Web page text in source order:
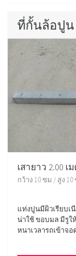
ที่กั้นล้อปูน
เสายาว 2.00 เ
กว้าง 10 ซม / สูง
แท่งปูนมีผิวเรียบ
น่าใช้ ขอบมล มีรู
หนาเวลารถเข้าจ